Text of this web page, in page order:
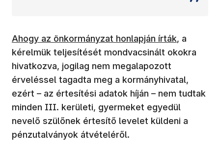
(új ablakban nyílik meg)
Ahogy az önkormányzat honlapján írták, a
kérelmük teljesítését mondvacsinált okokra
hivatkozva, jogilag nem megalapozott
érveléssel tagadta meg a kormányhivatal,
ezért – az értesítési adatok híján – nem tudtak
minden III. kerületi, gyermeket egyedül
nevelő szülőnek értesítő levelet küldeni a
pénzutalványok átvételéről.